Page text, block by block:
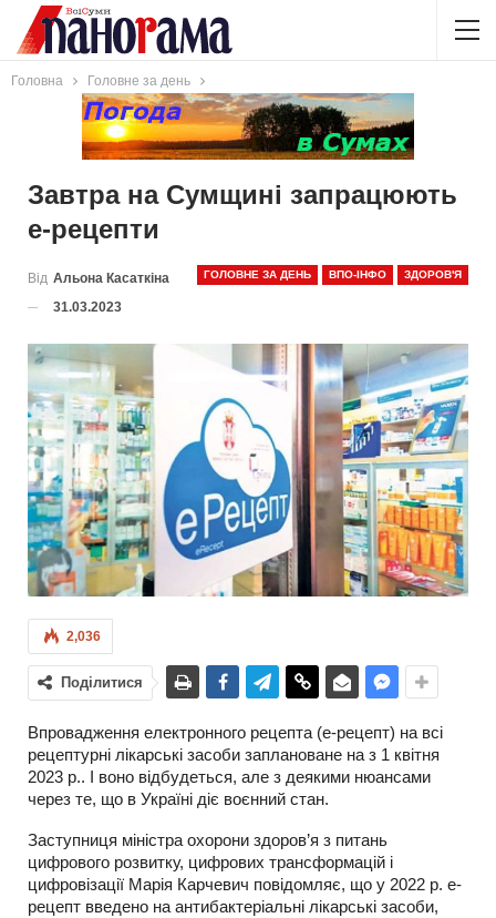
Головна Головне за день
Завтра на Сумщині запрацюють
е-рецепти
ГОЛОВНЕ ЗА ДЕНЬ ВПО-ІНФО ЗДОРОВ'Я
Від Альона Касаткіна
31.03.2023
2,036
Поділитися
Впровадження електронного рецепта (е-рецепт) на всі
рецептурні лікарські засоби заплановане на з 1 квітня
2023 р.. І воно відбудеться, але з деякими нюансами
через те, що в Україні діє воєнний стан.
Заступниця міністра охорони здоров’я з питань
цифрового розвитку, цифрових трансформацій і
цифровізації Марія Карчевич повідомляє, що у 2022 р. е-
рецепт введено на антибактеріальні лікарські засоби,